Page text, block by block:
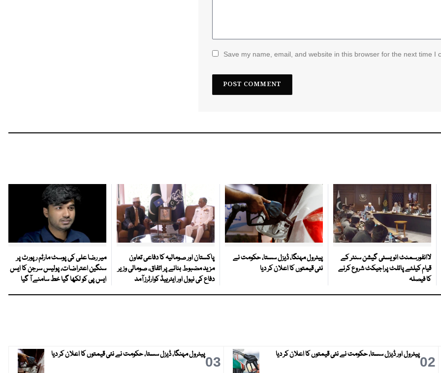
Save my name, email, and website in this browser for the next time I
لاانفورسمنٹ انویسٹی گیشن سنٹر کے
قیام کیلئے پائلٹ پراجیکٹ شروع کرنے
کا فیصلہ
پیٹرول مہنگا، ڈیزل سستا، حکومت نے
نئی قیمتوں کا اعلان کر دیا
پاکستان اور صومالیہ کا دفاعی تعاون
مزید مضبوط بنانے پر اتفاق، صومالی وزیر
دفاع کی نیول اور ایئرہیڈ کوارٹرز آمد
میر رضا علی کی پوسٹ مارٹم رپورٹ پر
سنگین اعتراضات، پولیس سرجن کا ایس
ایس پی کو لکھا گیا خط سامنے آ گیا
02پیٹرول اور ڈیزل سستا، حکومت نے نئی قیمتوں کا اعلان کر دیا 03پیٹرول مہنگا، ڈیزل سستا، حکومت نے نئی قیمتوں کا اعلان کر دیا